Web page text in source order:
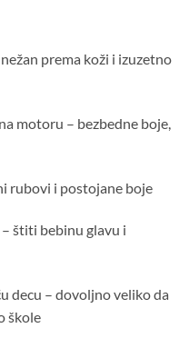
prema koži i izuzetno
motoru – bezbedne boje,
rubovi i postojane boje
štiti bebinu glavu i
decu – dovoljno veliko da
škole